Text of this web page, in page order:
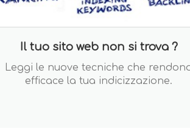
Il tuo sito web non si trova ?
Leggi le nuove tecniche che
efficace la tua indicizzazione.